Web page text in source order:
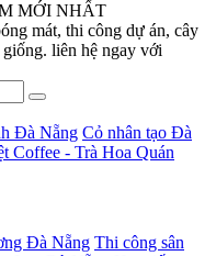
MỚI NHẤT
mát, thi công dự án, cây
liên hệ ngay với
Đà Nẵng Cỏ nhân tạo Đà
Coffee - Trà Hoa Quán
Đà Nẵng Thi công sân